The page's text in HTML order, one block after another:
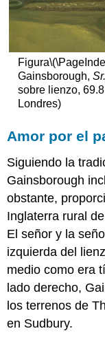
Figura
Gainsborough,
sobre lienzo,
Londres)
Amor por el
Siguiendo la
Gainsborough
obstante,
Inglaterra rural
El señor y la
izquierda del
medio como era
lado derecho,
los terrenos de
en Sudbury.